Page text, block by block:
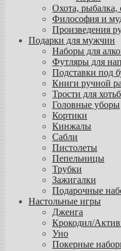
Охота, рыбалка,
Философия и
Произведения
Подарки для мужчин
Наборы для
Футляры для
Подставки под
Книги ручной
Трости для
Головные уборы
Кортики
Кинжалы
Сабли
Пистолеты
Пепельницы
Трубки
Зажигалки
Подарочные
Настольные игры
Дженга
Крокодил/
Уно
Покерные